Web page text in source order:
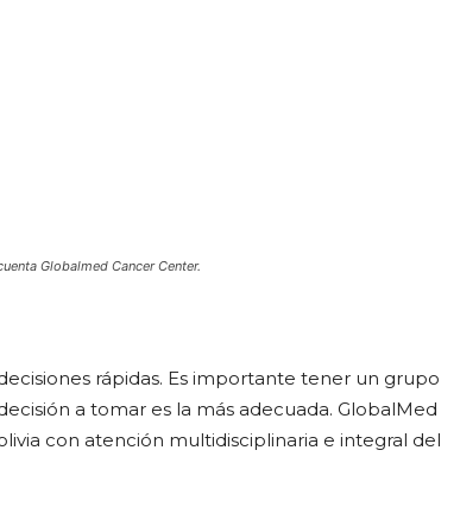
Globalmed Cancer Center.
rápidas. Es importante tener un grupo
a tomar es la más adecuada. GlobalMed
con atención multidisciplinaria e integral del